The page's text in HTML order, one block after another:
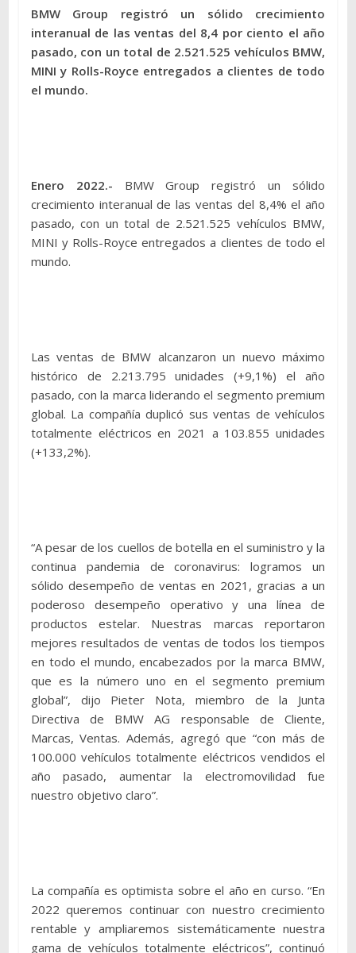
BMW Group registró un sólido crecimiento
interanual de las ventas del 8,4 por ciento el año
pasado, con un total de 2.521.525 vehículos BMW,
MINI y Rolls-Royce entregados a clientes de todo
el mundo.
Enero 2022.- BMW Group registró un sólido
crecimiento interanual de las ventas del 8,4% el año
pasado, con un total de 2.521.525 vehículos BMW,
MINI y Rolls-Royce entregados a clientes de todo el
mundo.
Las ventas de BMW alcanzaron un nuevo máximo
histórico de 2.213.795 unidades (+9,1%) el año
pasado, con la marca liderando el segmento premium
global. La compañía duplicó sus ventas de vehículos
totalmente eléctricos en 2021 a 103.855 unidades
(+133,2%).
“A pesar de los cuellos de botella en el suministro y la
continua pandemia de coronavirus: logramos un
sólido desempeño de ventas en 2021, gracias a un
poderoso desempeño operativo y una línea de
productos estelar. Nuestras marcas reportaron
mejores resultados de ventas de todos los tiempos
en todo el mundo, encabezados por la marca BMW,
que es la número uno en el segmento premium
global”, dijo Pieter Nota, miembro de la Junta
Directiva de BMW AG responsable de Cliente,
Marcas, Ventas. Además, agregó que “con más de
100.000 vehículos totalmente eléctricos vendidos el
año pasado, aumentar la electromovilidad fue
nuestro objetivo claro”.
La compañía es optimista sobre el año en curso. “En
2022 queremos continuar con nuestro crecimiento
rentable y ampliaremos sistemáticamente nuestra
gama de vehículos totalmente eléctricos”, continuó